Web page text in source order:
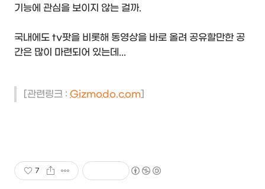
기능에 관심을 보이지 않는 걸까.
국내에도 tv팟을 비롯해 동영상을 바로 올려 공유할만한 공
간은 많이 마련되어 있는데...
[관련링크 : Gizmodo.com]
7